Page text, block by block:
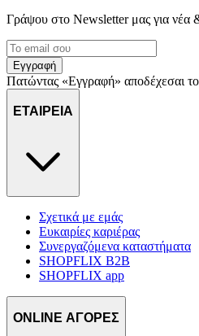
Γράψου στο Νewsletter μας για νέα
Εγγραφή
Πατώντας «Εγγραφή» αποδέχεσαι
ΕΤΑΙΡΕΙΑ
Σχετικά με εμάς
Ευκαιρίες καριέρας
Συνεργαζόμενα καταστήματα
SHOPFLIX B2B
SHOPFLIX app
ONLINE ΑΓΟΡΕΣ